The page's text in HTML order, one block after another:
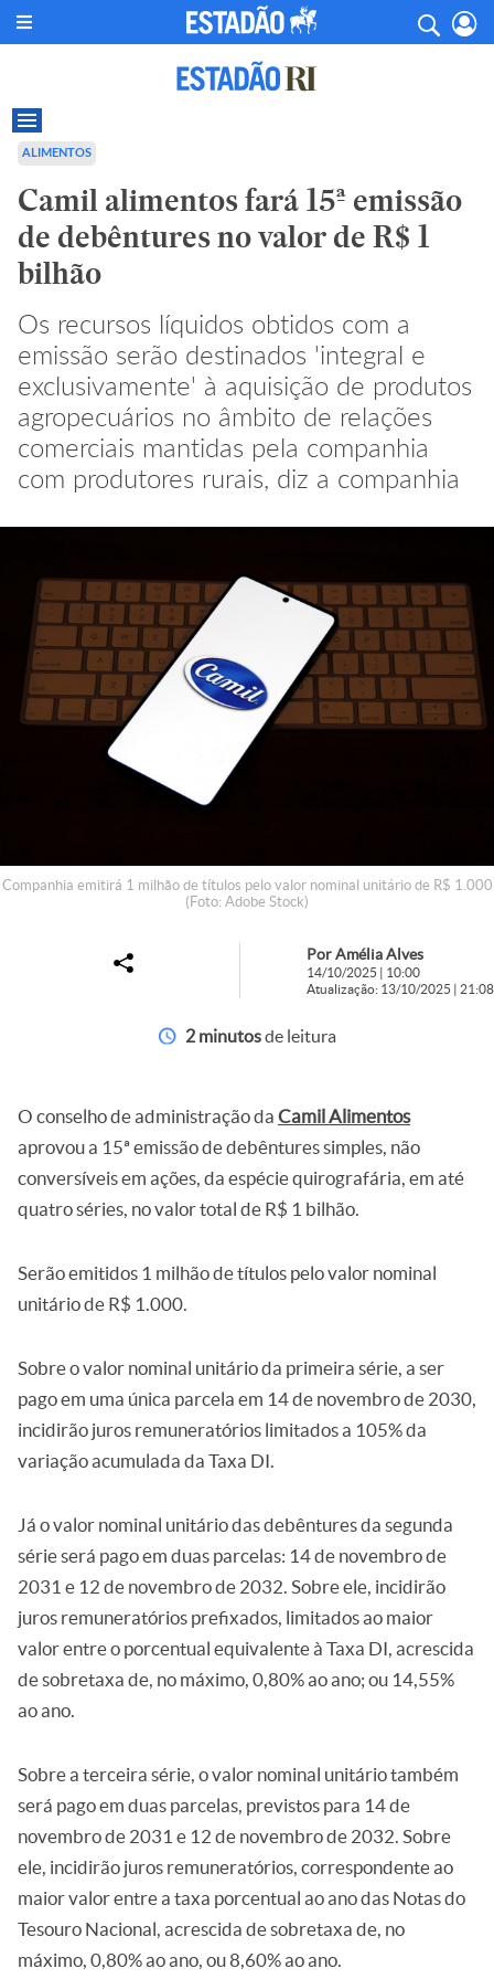
ALIMENTOS
Camil alimentos fará 15ª emissão
de debêntures no valor de R$ 1
bilhão
Os recursos líquidos obtidos com a
emissão serão destinados 'integral e
exclusivamente' à aquisição de produtos
agropecuários no âmbito de relações
comerciais mantidas pela companhia
com produtores rurais, diz a companhia
Companhia emitirá 1 milhão de títulos pelo valor nominal unitário de R$ 1.000
(Foto: Adobe Stock)
Por Amélia Alves
14/10/2025 | 10:00
Atualização: 13/10/2025 | 21:08
2 minutosde leitura
O conselho de administração da Camil Alimentos
aprovou a 15ª emissão de debêntures simples, não
conversíveis em ações, da espécie quirografária, em até
quatro séries, no valor total de R$ 1 bilhão.
Serão emitidos 1 milhão de títulos pelo valor nominal
unitário de R$ 1.000.
Sobre o valor nominal unitário da primeira série, a ser
pago em uma única parcela em 14 de novembro de 2030,
incidirão juros remuneratórios limitados a 105% da
variação acumulada da Taxa DI.
Já o valor nominal unitário das debêntures da segunda
série será pago em duas parcelas: 14 de novembro de
2031 e 12 de novembro de 2032. Sobre ele, incidirão
juros remuneratórios prefixados, limitados ao maior
valor entre o porcentual equivalente à Taxa DI, acrescida
de sobretaxa de, no máximo, 0,80% ao ano; ou 14,55%
ao ano.
Sobre a terceira série, o valor nominal unitário também
será pago em duas parcelas, previstos para 14 de
novembro de 2031 e 12 de novembro de 2032. Sobre
ele, incidirão juros remuneratórios, correspondente ao
maior valor entre a taxa porcentual ao ano das Notas do
Tesouro Nacional, acrescida de sobretaxa de, no
máximo, 0,80% ao ano, ou 8,60% ao ano.